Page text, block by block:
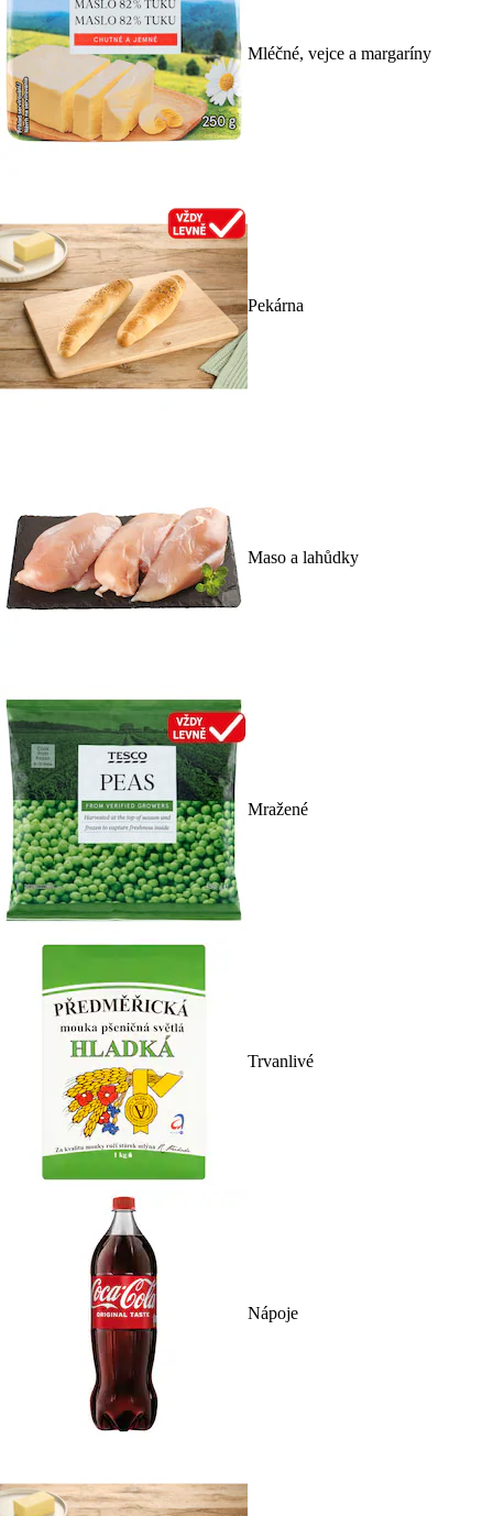
Mléčné, vejce a margaríny
Pekárna
Maso a lahůdky
Mražené
Trvanlivé
Nápoje